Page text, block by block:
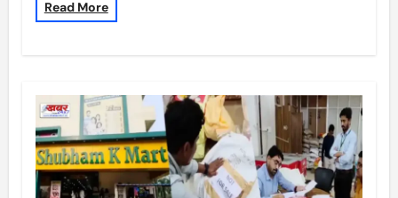
Read More